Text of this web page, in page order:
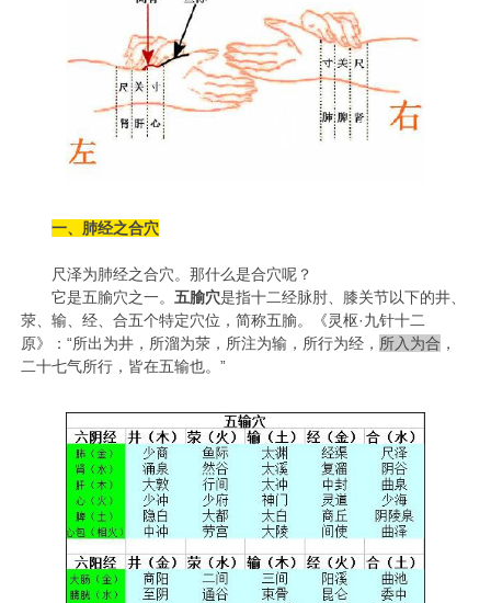
一、肺经之合穴
尺泽为肺经之合穴。那什么是合穴呢？
它是五腧穴之一。五腧穴是指十二经脉肘、膝关节以下的井、
荥、输、经、合五个特定穴位，简称五腧。《灵枢·九针十二
原》：“所出为井，所溜为荥，所注为输，所行为经， 所入为合 ，
二十七气所行，皆在五输也。”